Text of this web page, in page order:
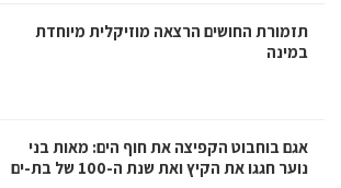
תזמורת החושים הרצאה מוזיקלית מיוחדת
במינה
אגם בוחבוט הקפיצה את חוף הים: מאות בני
נוער חגגו את הקיץ ואת שנת ה-100 של בת-ים